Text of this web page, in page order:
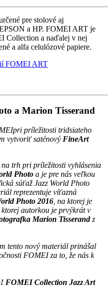
pre stolové aj
a HP. FOMEI ART je
Collection a naďalej v nej
a alfa celulózové papiere.
FOMEI ART
a Marion Tisserand
príležitosti tridsiateho
vytvoriť saténový FineArt
trh pri príležitosti vyhlásenia
Photo a je pre nás veľkou
súťaž Jazz World Photo
reprezentuje víťazná
Photo 2016 , na ktorej je
ktorej autorkou je prvýkrát v
Marion Tisserandz
tento nový materiál prinášal
FOMEI za to, že nás k
FOMEI Collection Jazz Art